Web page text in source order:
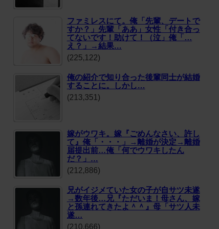
ファミレスにて。俺「先輩、デートで
すか？」先輩「ああ」女性「付き合っ
てないです！助けて！（泣」俺「…
え？」→結果…
(225,122)
俺の紹介で知り合った後輩同士が結婚
することに。しかし…
(213,351)
嫁がウワキ。嫁『ごめんなさい、許し
て』俺「・・・」→離婚が決定→離婚
届提出前…俺「何でウワキしたん
だ？」…
(212,886)
兄がイジメていた女の子が自サツ未遂
→数年後…兄『ただいま！母さん、嫁
と孫連れてきたよ＾＾』母「サツ人未
遂…
(210,666)